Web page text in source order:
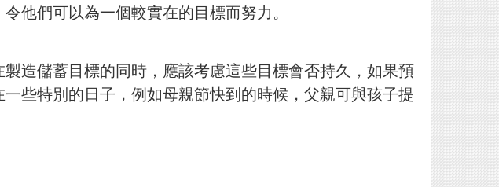
他們可以為一個較實在的目標而努力。
造儲蓄目標的同時，應該考慮這些目標會否持久，如果預
些特別的日子，例如母親節快到的時候，父親可與孩子提